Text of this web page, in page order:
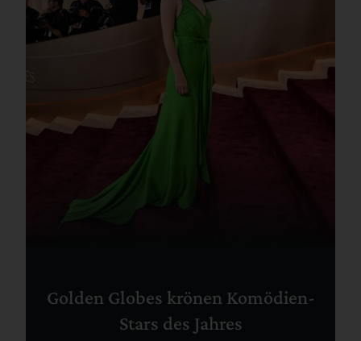
Golden Globes krönen Komödien-
Stars des Jahres